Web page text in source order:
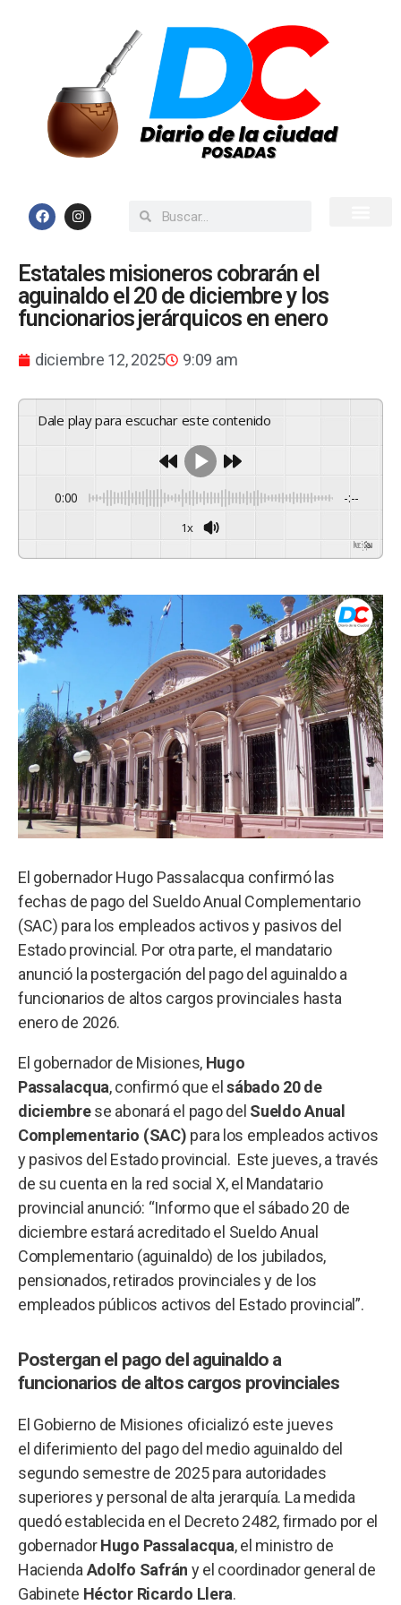
Estatales misioneros cobrarán el
aguinaldo el 20 de diciembre y los
funcionarios jerárquicos en enero
diciembre 12, 2025 9:09 am
Dale play para escuchar este contenido
0:00 -:--
1x
GSpeech
El gobernador Hugo Passalacqua confirmó las
fechas de pago del Sueldo Anual Complementario
(SAC) para los empleados activos y pasivos del
Estado provincial. Por otra parte, el mandatario
anunció la postergación del pago del aguinaldo a
funcionarios de altos cargos provinciales hasta
enero de 2026.
El gobernador de Misiones, Hugo
Passalacqua, confirmó que el sábado 20 de
diciembrese abonará el pago del Sueldo Anual
Complementario (SAC) para los empleados activos
y pasivos del Estado provincial. Este jueves, a través
de su cuenta en la red social X, el Mandatario
provincial anunció: “Informo que el sábado 20 de
diciembre estará acreditado el Sueldo Anual
Complementario (aguinaldo) de los jubilados,
pensionados, retirados provinciales y de los
empleados públicos activos del Estado provincial”.
Postergan el pago del aguinaldo a
funcionarios de altos cargos provinciales
El Gobierno de Misiones oficializó este jueves
el diferimiento del pago del medio aguinaldo del
segundo semestre de 2025 para autoridades
superiores y personal de alta jerarquía. La medida
quedó establecida en el Decreto 2482, firmado por el
gobernadorHugo Passalacqua, el ministro de
Hacienda Adolfo Safrán y el coordinador general de
Gabinete Héctor Ricardo Llera.